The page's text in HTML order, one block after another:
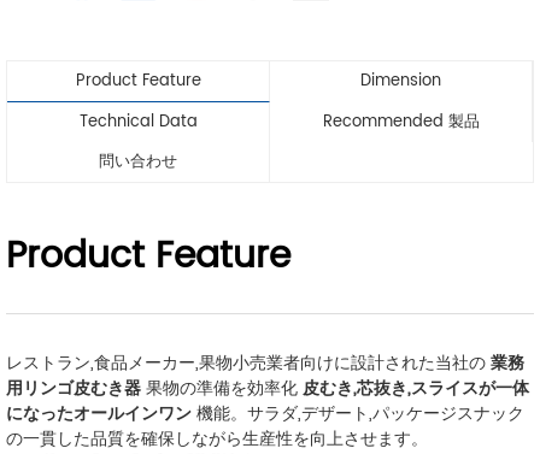
Product Feature
Dimension
Technical Data
Recommended 製品
問い合わせ
Product Feature
レストラン,食品メーカー,果物小売業者向けに設計された当社の業務
用リンゴ皮むき器果物の準備を効率化皮むき,芯抜き,スライスが一体
になったオールインワン機能。サラダ,デザート,パッケージスナック
の一貫した品質を確保しながら生産性を向上させます。